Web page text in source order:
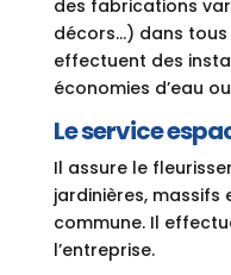
des fabrications
décors…) dans
effectuent des
économies d’eau
Le service
Il assure le
jardinières, massifs
commune. Il
l’entreprise.